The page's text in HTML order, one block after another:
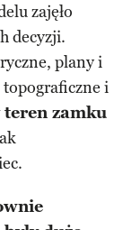
zajęło
decyzji.
plany i
topograficzne i
zamku